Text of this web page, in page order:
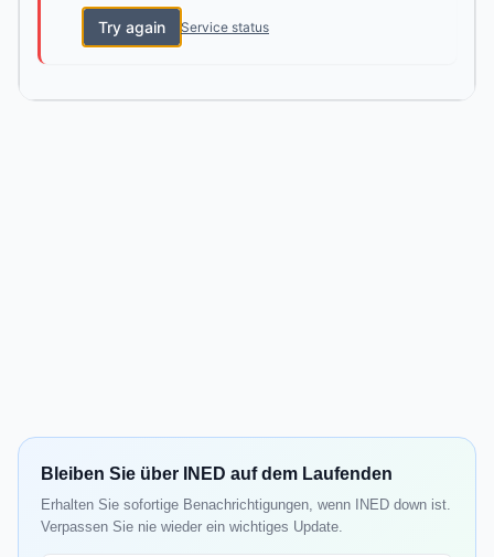
Try again Service status
Bleiben Sie über INED auf dem Laufenden
Erhalten Sie sofortige Benachrichtigungen, wenn INED down ist.
Verpassen Sie nie wieder ein wichtiges Update.